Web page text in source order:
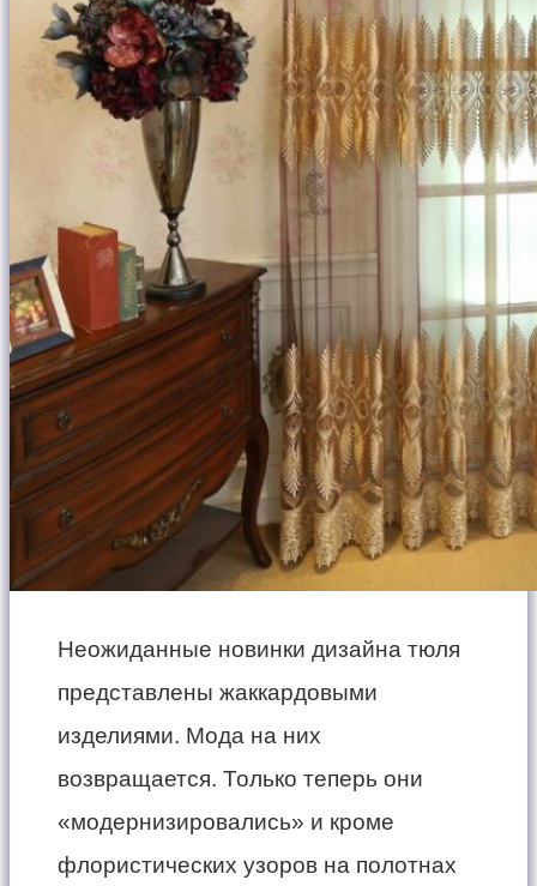
Неожиданные новинки дизайна тюля
представлены жаккардовыми
изделиями. Мода на них
возвращается. Только теперь они
«модернизировались» и кроме
флористических узоров на полотнах